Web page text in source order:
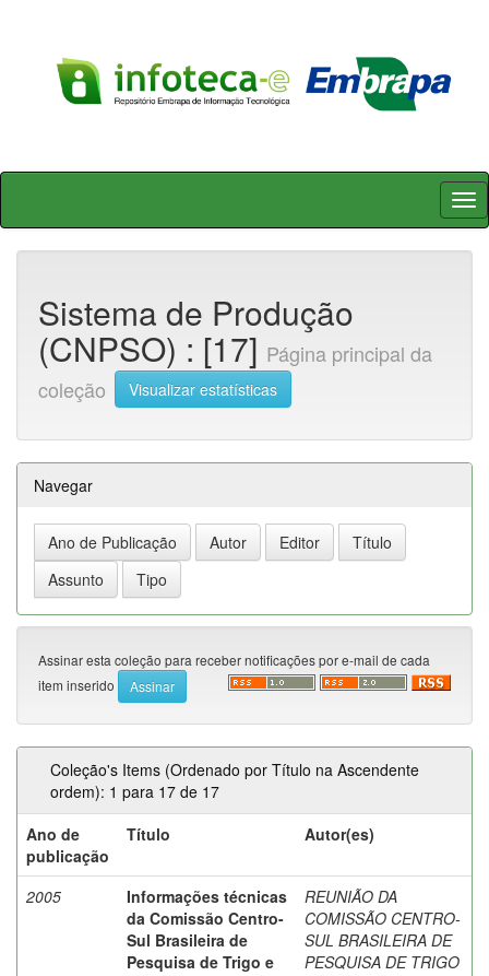
Skip
Sistema de Produção
(CNPSO) : [17] Página principal da
coleção
Visualizar estatísticas
Navegar
Assinar esta coleção para receber notificações por e-mail de cada
item inserido
Coleção's Items (Ordenado por Título na Ascendente
ordem): 1 para 17 de 17
Ano de
publicação
Título Autor(es)
2005
Informações técnicas
da Comissão Centro-
Sul Brasileira de
Pesquisa de Trigo e
REUNIÃO DA
COMISSÃO CENTRO-
SUL BRASILEIRA DE
PESQUISA DE TRIGO